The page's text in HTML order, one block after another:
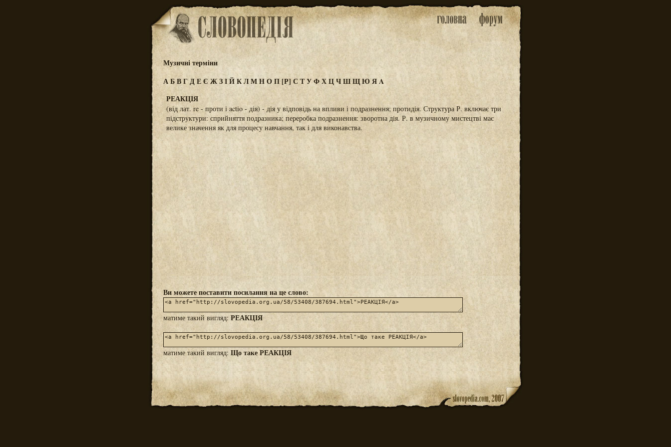
Музичні терміни
АБВГДЕЄЖЗІЙКЛМНОП[Р] СТУФХЦЧШЩЮЯA
РЕАКЦІЯ
(від лат. re - проти і actio - дія) - дія у відповідь на впливи і подразнення; протидія. Структура Р. включає три
підструктури: сприйняття подразника; переробка подразнення: зворотна дія. Р. в музичному мистецтві має
велике значення як для процесу навчання, так і для виконавства.
Ви можете поставити посилання на це слово:
матиме такий вигляд: РЕАКЦІЯ
матиме такий вигляд: Що таке РЕАКЦІЯ